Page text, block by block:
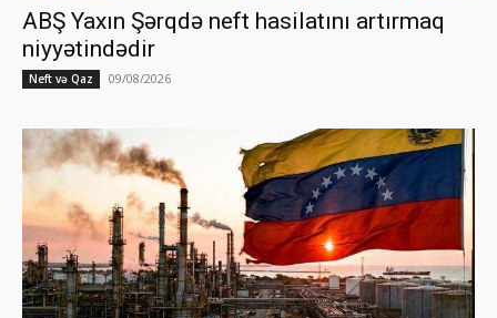
ABŞ Yaxın Şərqdə neft hasilatını artırmaq
niyyətindədir
Neft və Qaz 09/08/2026